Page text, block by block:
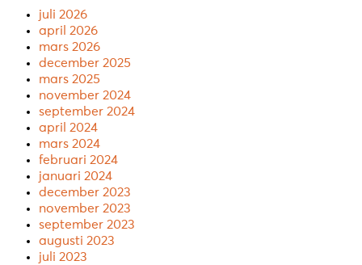
juli 2026
april 2026
mars 2026
december 2025
mars 2025
november 2024
september 2024
april 2024
mars 2024
februari 2024
januari 2024
december 2023
november 2023
september 2023
augusti 2023
juli 2023